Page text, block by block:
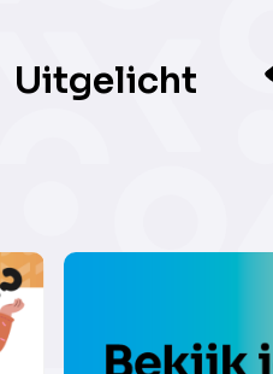
Uitgelicht